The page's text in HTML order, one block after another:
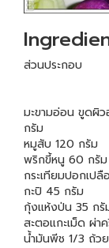
ส่วนประกอบ
มะขามอ่อน ขูดผิ
กรัม
หมูสับ 120 กรัม
พริกขี้หนู 60 กรัม
กระเทียมปอกเป
กะปิ 45 กรัม
กุ้งแห้งป่น 35 กรั
สะตอแกะเม็ด ผ่า
น้ำมันพีช 1/3 ถ้วย